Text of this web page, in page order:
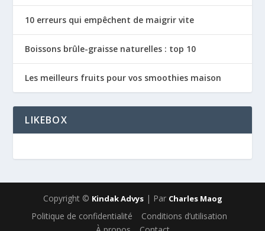
10 erreurs qui empêchent de maigrir vite
Boissons brûle-graisse naturelles : top 10
Les meilleurs fruits pour vos smoothies maison
LIKEBOX
Copyright © Kindak Advys| Par Charles Maog
Politique de confidentialité
Conditions d’utilisation